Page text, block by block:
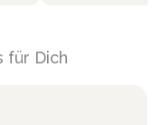
für Dich